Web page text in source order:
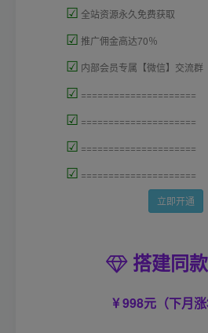
☑ 全站资源永久免费获取
☑ 推广佣金高达70％
☑ 内部会员专属【微信】交流群
☑ =====================
☑ =====================
☑ =====================
☑ =====================
立即开通
搭建同
998元（下月涨